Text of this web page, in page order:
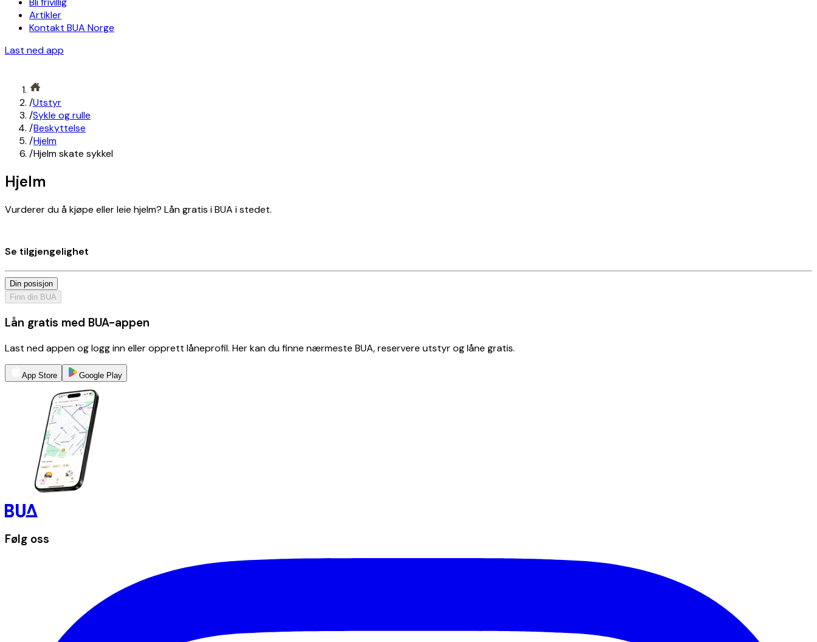
Artikler
Kontakt BUA Norge
Last ned app
/Utstyr
/Sykle og rulle
/Beskyttelse
/Hjelm
/Hjelm skate sykkel
Hjelm
Vurderer du å kjøpe eller leie hjelm? Lån gratis i BUA i stedet.
Se tilgjengelighet
Din posisjon
Finn din BUA
Lån gratis med BUA-appen
Last ned appen og logg inn eller opprett låneprofil. Her kan du finne nærmeste BUA, reservere utstyr og låne gratis.
App Store Google Play
Følg oss